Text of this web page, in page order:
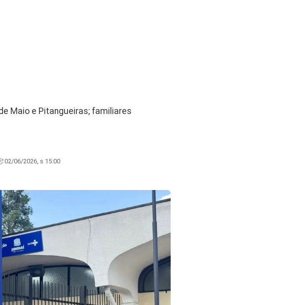
Maio e Pitangueiras; familiares
02/06/2026, s 15:00